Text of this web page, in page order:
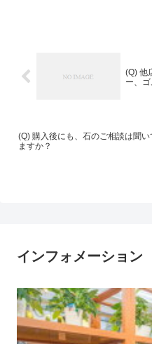
(Q) 他
ー、
(Q) 購入後にも、石のご相談は聞い
ますか？
インフォメーション